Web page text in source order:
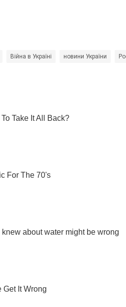
Війна в Україні новини України